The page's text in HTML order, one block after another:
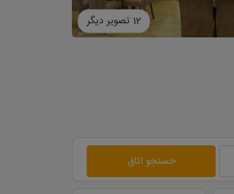
12 تصویر دیگر
جستجو اتاق